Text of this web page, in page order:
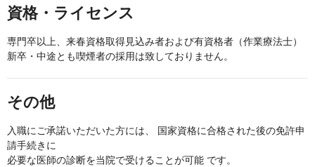
資格・ライセンス
専門卒以上、来春資格取得見込み者および有資格者（作業療法士）
新卒・中途とも喫煙者の採用は致しておりません。
その他
入職にご承諾いただいた方には、 国家資格に合格された後の免許申
請手続きに
必要な医師の診断を当院で受けることが可能 です。